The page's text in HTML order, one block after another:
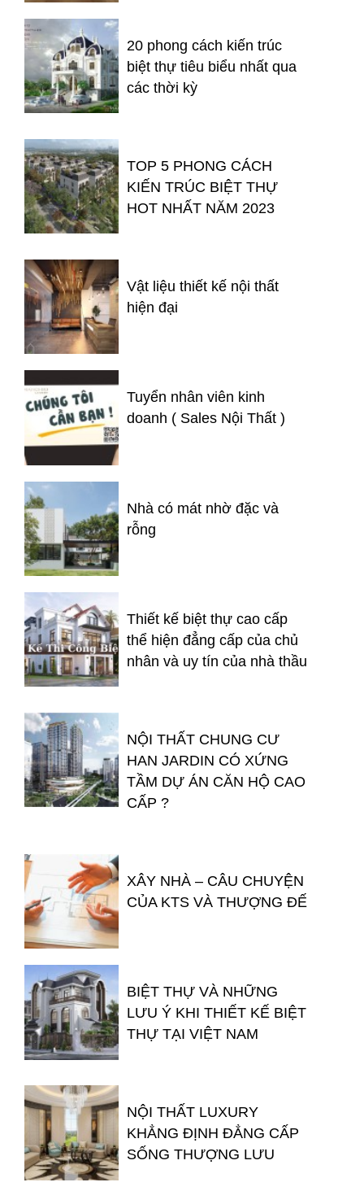
20 phong cách kiến trúc
biệt thự tiêu biểu nhất qua
các thời kỳ
TOP 5 PHONG CÁCH
KIẾN TRÚC BIỆT THỰ
HOT NHẤT NĂM 2023
Vật liệu thiết kế nội thất
hiện đại
Tuyển nhân viên kinh
doanh ( Sales Nội Thất )
Nhà có mát nhờ đặc và
rỗng
Thiết kế biệt thự cao cấp
thể hiện đẳng cấp của chủ
nhân và uy tín của nhà thầu
NỘI THẤT CHUNG CƯ
HAN JARDIN CÓ XỨNG
TẦM DỰ ÁN CĂN HỘ CAO
CẤP ?
XÂY NHÀ – CÂU CHUYỆN
CỦA KTS VÀ THƯỢNG ĐẾ
BIỆT THỰ VÀ NHỮNG
LƯU Ý KHI THIẾT KẾ BIỆT
THỰ TẠI VIỆT NAM
NỘI THẤT LUXURY
KHẲNG ĐỊNH ĐẲNG CẤP
SỐNG THƯỢNG LƯU